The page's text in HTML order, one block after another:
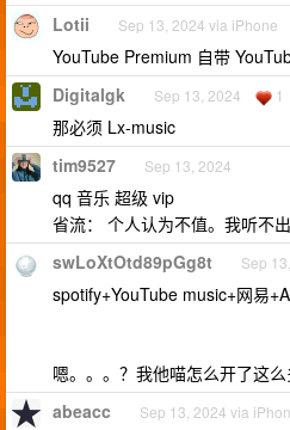
Lotii Sep 13, 2024 via iPhone
YouTube Premium 自带
Digitalgk Sep 13, 2024 1
那必须 Lx-music
tim9527 Sep 13, 2024
qq 音乐 超级 vip
省流： 个人认为不值。我听不
swLoXtOtd89pGg8t Sep
spotify+YouTube music+网易
嗯。。。？我他喵怎么开了这么
abeacc Sep 13, 2024 via